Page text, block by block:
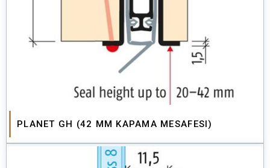
PLANET GH (42 MM KAPAMA MESAFESI)